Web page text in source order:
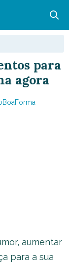
para
agora
aumentar
para a sua